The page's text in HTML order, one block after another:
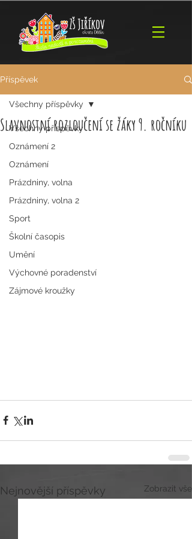
Příspěvek
Všechny příspěvky
Oznámení 2
Oznámení
Prázdniny, volna
Prázdniny, volna 2
Sport
Školní časopis
Umění
Výchovné poradenství
Zájmové kroužky
Všechny příspěvky
Slavnostní rozloučení se žáky 9. ročníku
Nejnovější příspěvky Zobrazit vše